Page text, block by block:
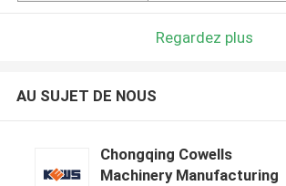
Regardez plus
AU SUJET DE NOUS
Chongqing Cowells
Machinery Manufacturing